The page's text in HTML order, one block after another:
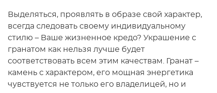
Выделяться, проявлять в образе свой характер,
всегда следовать своему индивидуальному
стилю – Ваше жизненное кредо? Украшение с
гранатом как нельзя лучше будет
соответствовать всем этим качествам. Гранат –
камень с характером, его мощная энергетика
чувствуется не только его владелицей, но и